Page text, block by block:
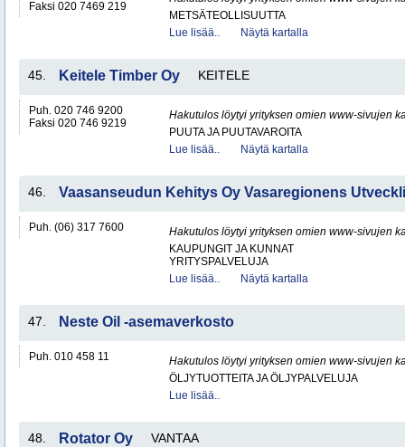
Faksi 020 7469 219
METSÄTEOLLISUUTTA
Lue lisää..
Näytä kartalla
45. Keitele Timber Oy KEITELE
Puh. 020 746 9200
Faksi 020 746 9219
Hakutulos löytyi yrityksen omien www-sivujen
PUUTA JA PUUTAVAROITA
Lue lisää..
Näytä kartalla
46. Vaasanseudun Kehitys Oy Vasaregionens
Puh. (06) 317 7600
Hakutulos löytyi yrityksen omien www-sivujen
KAUPUNGIT JA KUNNAT
YRITYSPALVELUJA
Lue lisää..
Näytä kartalla
47. Neste Oil -asemaverkosto
Puh. 010 458 11
Hakutulos löytyi yrityksen omien www-sivujen
ÖLJYTUOTTEITA JA ÖLJYPALVELUJA
Lue lisää..
48. Rotator Oy VANTAA